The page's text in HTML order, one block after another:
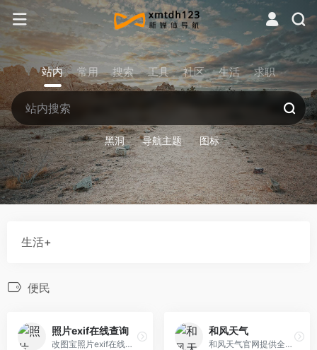
站内 常用 搜索 工具 社区 生活 求职
黑洞 导航主题 图标
生活+
便民
照片exif在线查询
改图宝照片exif在线查询工具能在线查询手机/单反/数码相机照片的文件属性、拍摄时间地点位置、手机(相机)品牌型号、高宽像素、分辨率、镜头曝光参数、光圈焦距、快门
和风天气
和风天气官网提供全球天气预报、气象可视化、商业化气象服务和天气API数据，包括30天预报、灾害预警、空气质量AQI、历史天气、生活指数等, 并提供了天气API接口